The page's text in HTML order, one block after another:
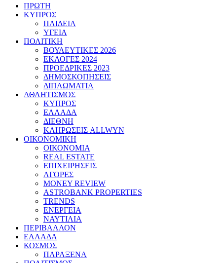
ΠΡΩΤΗ
ΚΥΠΡΟΣ
ΠΑΙΔΕΙΑ
ΥΓΕΙΑ
ΠΟΛΙΤΙΚΗ
ΒΟΥΛΕΥΤΙΚΕΣ 2026
ΕΚΛΟΓΕΣ 2024
ΠΡΟΕΔΡΙΚΕΣ 2023
ΔΗΜΟΣΚΟΠΗΣΕΙΣ
ΔΙΠΛΩΜΑΤΙΑ
ΑΘΛΗΤΙΣΜΟΣ
ΚΥΠΡΟΣ
ΕΛΛΑΔΑ
ΔΙΕΘΝΗ
ΚΛΗΡΩΣΕΙΣ ALLWYN
ΟΙΚΟΝΟΜΙΚΗ
ΟΙΚΟΝΟΜΙΑ
REAL ESTATE
ΕΠΙΧΕΙΡΗΣΕΙΣ
ΑΓΟΡΕΣ
MONEY REVIEW
ASTROBANK PROPERTIES
TRENDS
ΕΝΕΡΓΕΙΑ
ΝΑΥΤΙΛΙΑ
ΠΕΡΙΒΑΛΛΟΝ
ΕΛΛΑΔΑ
ΚΟΣΜΟΣ
ΠΑΡΑΞΕΝΑ